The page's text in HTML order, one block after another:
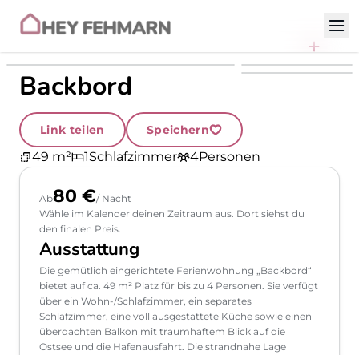
Zum Inhalt
Backbord
Link teilen Speichern
49 m² 1Schlafzimmer 4Personen
Ab80 €/ Nacht
Wähle im Kalender deinen Zeitraum aus. Dort siehst du
den finalen Preis.
Ausstattung
Die gemütlich eingerichtete Ferienwohnung „Backbord“
bietet auf ca. 49 m² Platz für bis zu 4 Personen. Sie verfügt
über ein Wohn-/Schlafzimmer, ein separates
Schlafzimmer, eine voll ausgestattete Küche sowie einen
überdachten Balkon mit traumhaftem Blick auf die
Ostsee und die Hafenausfahrt. Die strandnahe Lage